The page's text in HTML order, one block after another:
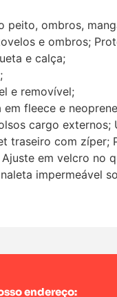
peito, ombros,
e ombros;
e calça;
e removível;
fleece e
cargo
traseiro com zíper;
em velcro no
impermeável
endereço: